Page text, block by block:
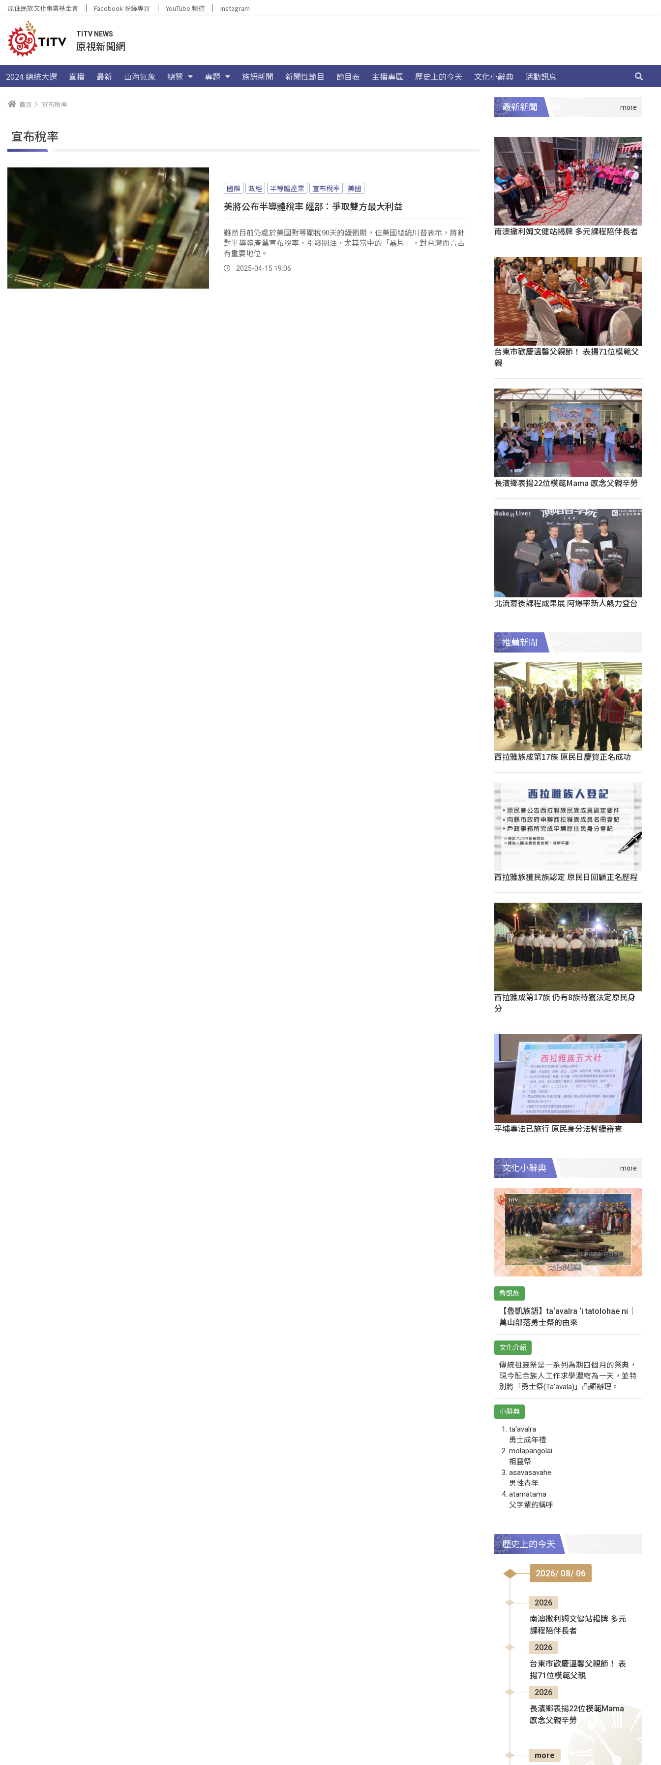
原住民族文化事業基金會 Facebook 粉絲專頁 YouTube 頻道 Instagram
TITV NEWS
原視新聞網
2024 總統大選 直播 最新 山海氣象 總覽 專題 族語新聞 新聞性節目 節目表 主播專區 歷史上的今天 文化小辭典 活動訊息
首頁 宣布稅率
宣布稅率
國際 政經 半導體產業 宣布稅率 美國
美將公布半導體稅率 經部：爭取雙方最大利益
雖然目前仍處於美國對等關稅90天的緩衝期，但美國總統川普表示，將針
對半導體產業宣布稅率，引發關注，尤其當中的「晶片」，對台灣而言占
有重要地位。
2025-04-15 19:06
最新新聞
南澳撒利姆文健站揭牌 多元課程陪伴長者
台東市歡慶溫馨父親節！ 表揚71位模範父
親
長濱鄉表揚22位模範Mama 感念父親辛勞
北流幕後課程成果展 阿爆率新人熱力登台
推薦新聞
西拉雅族成第17族 原民日慶賀正名成功
西拉雅族獲民族認定 原民日回顧正名歷程
西拉雅成第17族 仍有8族待獲法定原民身
分
平埔專法已施行 原民身分法暫緩審查
文化小辭典
魯凱族
【魯凱族語】ta‘avalra ‘i tatolohae ni｜
萬山部落勇士祭的由來
文化介紹
傳統祖靈祭是一系列為期四個月的祭典，
現今配合族人工作求學濃縮為一天，並特
別將「勇士祭(Ta‘avala)」凸顯辦理。
小辭典
ta‘avalra
勇士成年禮
molapangolai
祖靈祭
asavasavahe
男性青年
atamatama
父字輩的稱呼
歷史上的今天
2026/ 08/ 06
2026
南澳撒利姆文健站揭牌 多元
課程陪伴長者
2026
台東市歡慶溫馨父親節！ 表
揚71位模範父親
2026
長濱鄉表揚22位模範Mama
感念父親辛勞
more